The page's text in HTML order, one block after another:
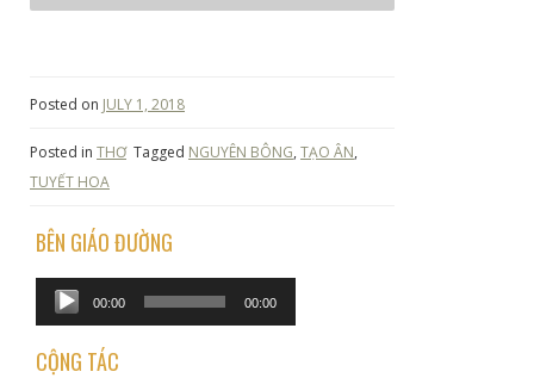
Posted on JULY 1, 2018
Posted in THƠ Tagged NGUYÊN BÔNG, TẠO ÂN,
TUYẾT HOA
BÊN GIÁO ĐƯỜNG
Audio
Player
00:00 00:00
CỘNG TÁC